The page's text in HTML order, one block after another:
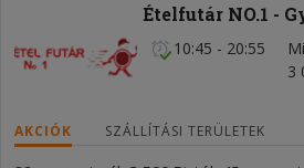
Ételfutár NO.1 -
10:45 - 20:55
3
AKCIÓK SZÁLLÍTÁSI TERÜLETEK